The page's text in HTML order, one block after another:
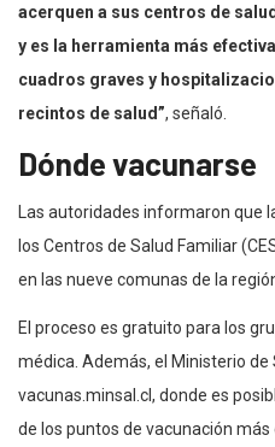
acerquen a sus centros de
y es la herramienta más
cuadros graves y
recintos de salud”, señaló.
Dónde vacunarse
Las autoridades informaron que
los Centros de Salud Familiar
en las nueve comunas de la
El proceso es gratuito para los
médica. Además, el Ministerio
vacunas.minsal.cl, donde es
de los puntos de vacunación más